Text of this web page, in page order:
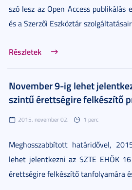
szó lesz az Open Access publikálás
és a Szerzői Eszköztár
Részletek
November 9-ig lehet
szintű érettségire felkészítő
2015. november 02. 1 perc
Meghosszabbított határidővel,
lehet jelentkezni az SZTE EHÖK
érettségire felkészítő tanfolyamára